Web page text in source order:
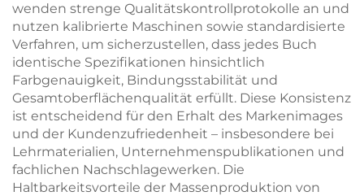
wenden strenge Qualitätskontrollprotokolle an und
nutzen kalibrierte Maschinen sowie standardisierte
Verfahren, um sicherzustellen, dass jedes Buch
identische Spezifikationen hinsichtlich
Farbgenauigkeit, Bindungsstabilität und
Gesamtoberflächenqualität erfüllt. Diese Konsistenz
ist entscheidend für den Erhalt des Markenimages
und der Kundenzufriedenheit – insbesondere bei
Lehrmaterialien, Unternehmenspublikationen und
fachlichen Nachschlagewerken. Die
Haltbarkeitsvorteile der Massenproduktion von